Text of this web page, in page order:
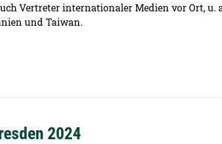
Vertreter internationaler Medien vor Ort, u.
und Taiwan.
2024